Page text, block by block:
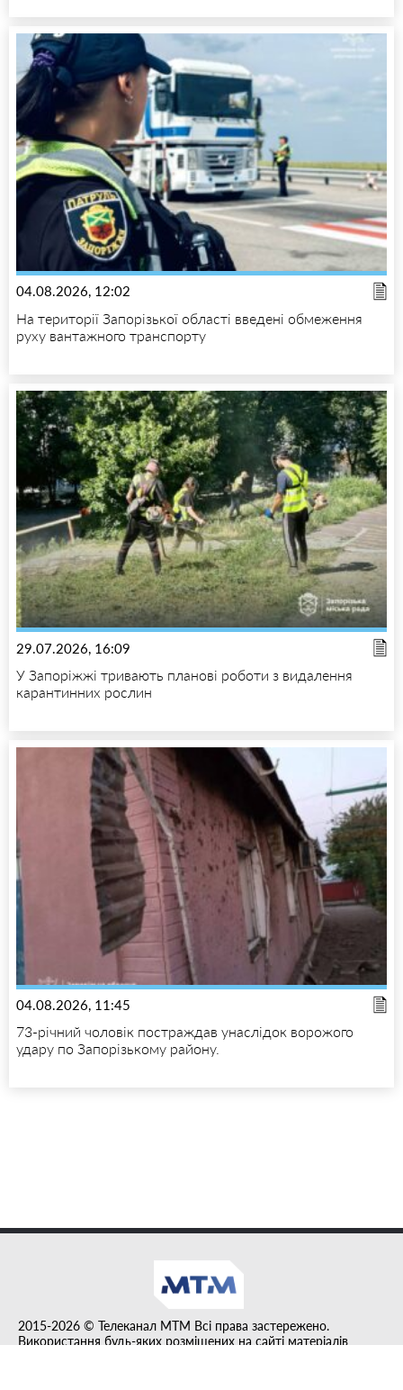
04.08.2026, 12:02
На території Запорізької області введені обмеження
руху вантажного транспорту
29.07.2026, 16:09
У Запоріжжі тривають планові роботи з видалення
карантинних рослин
04.08.2026, 11:45
73-річний чоловік постраждав унаслідок ворожого
удару по Запорізькому району.
2015-2026 © Телеканал MTM Всі права застережено.
Використання будь-яких розміщених на сайті матеріалів